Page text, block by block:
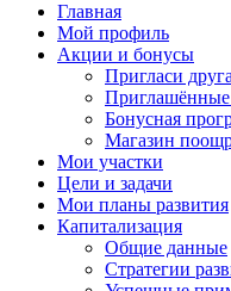
Главная
Мой профиль
Акции и бонусы
Пригласи друга
Приглашённые
Бонусная
Магазин
Мои участки
Цели и задачи
Мои планы развития
Капитализация
Общие данные
Стратегии